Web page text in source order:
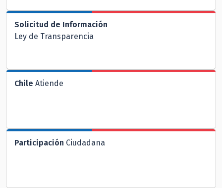
Solicitud de Información
Ley de Transparencia
Chile Atiende
Participación Ciudadana